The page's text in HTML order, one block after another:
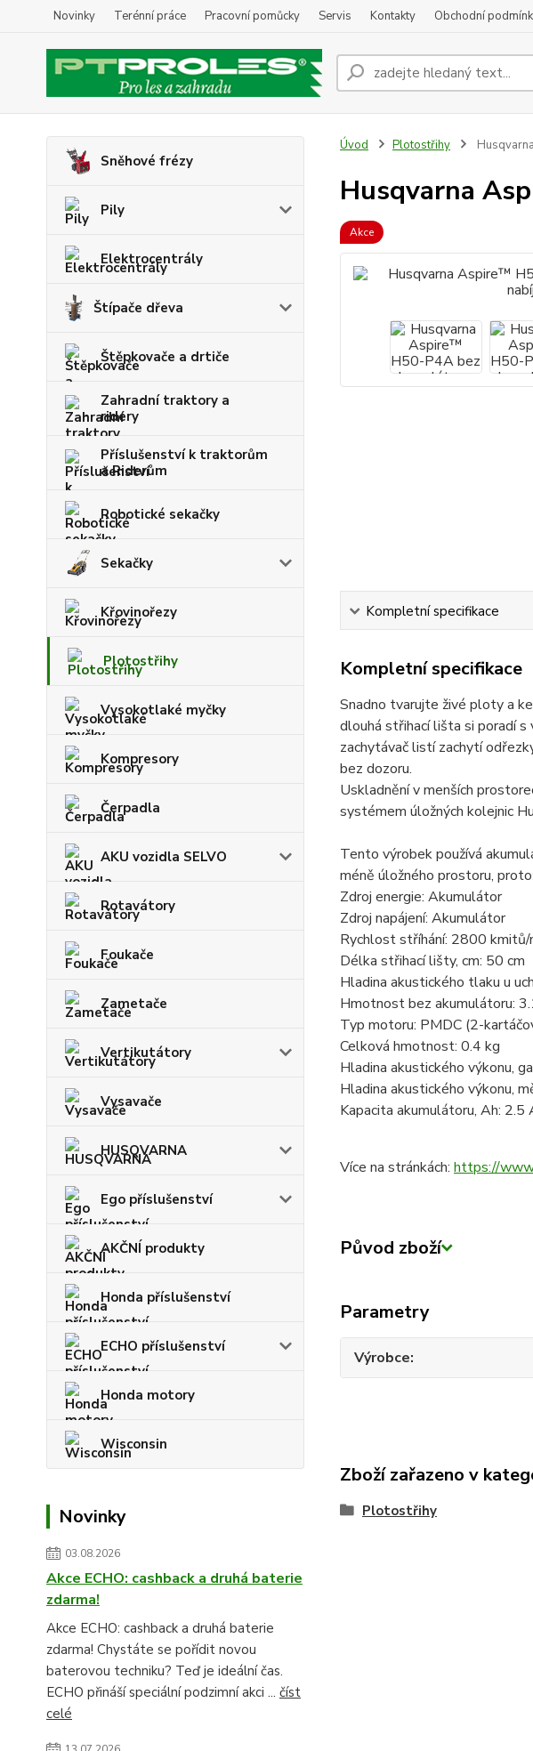
Novinky Terénní práce Pracovní pomůcky Servis Kontakty Obchodní
Sněhové frézy
Pily
Elektrocentrály
Štípače dřeva
Štěpkovače a drtiče
Zahradní traktory a
ridery
Příslušenství k traktorům
a Riderům
Robotické sekačky
Sekačky
Křovinořezy
Plotostřihy
Vysokotlaké myčky
Kompresory
Čerpadla
AKU vozidla SELVO
Rotavátory
Foukače
Zametače
Vertikutátory
Vysavače
HUSQVARNA
Ego příslušenství
AKČNÍ produkty
Honda příslušenství
ECHO příslušenství
Honda motory
Wisconsin
Novinky
03.08.2026
Akce ECHO: cashback a druhá baterie
zdarma!
Akce ECHO: cashback a druhá baterie
zdarma! Chystáte se pořídit novou
baterovou techniku? Teď je ideální čas.
ECHO přináší speciální podzimní akci ... číst
celé
Úvod Plotostřihy
Husqvarna
Akce
Kompletní specifikace
Kompletní specifikace
Snadno tvarujte živé ploty a
dlouhá střihací lišta si poradí s
zachytávač listí zachytí
bez dozoru.
Uskladnění v menších
systémem úložných kolejnic
Tento výrobek používá
méně úložného prostoru,
Zdroj energie: Akumulátor
Zdroj napájení: Akumulátor
Rychlost stříhání: 2800 kmitů/
Délka střihací lišty, cm: 50 cm
Hladina akustického tlaku u
Hmotnost bez akumulátoru:
Typ motoru: PMDC (2-
Celková hmotnost: 0.4 kg
Hladina akustického výkonu,
Hladina akustického výkonu,
Kapacita akumulátoru, Ah: 2.5
Více na stránkách: https://
Původ zboží
Parametry
Výrobce
Zboží zařazeno v
Plotostřihy